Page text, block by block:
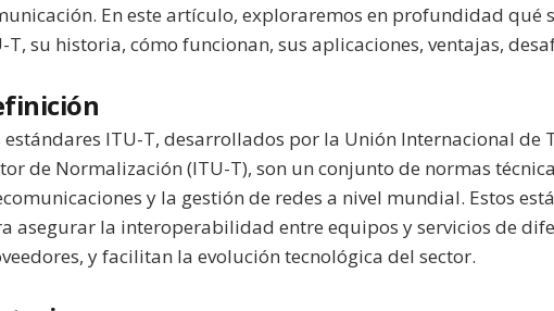
En este artículo, exploraremos en profundidad qué
T, su historia, cómo funcionan, sus aplicaciones, ventajas,
estándares ITU-T, desarrollados por la Unión Internacional de
de Normalización (ITU-T), son un conjunto de normas
y la gestión de redes a nivel mundial. Estos
asegurar la interoperabilidad entre equipos y servicios de
y facilitan la evolución tecnológica del sector.